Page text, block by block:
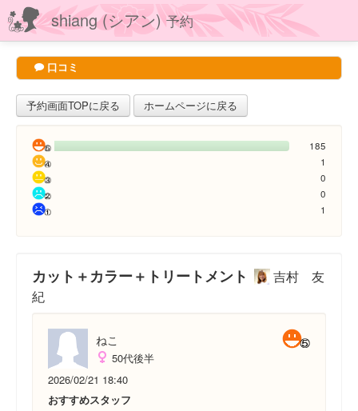
shiang (シアン)予約
口コミ
予約画面TOPに戻る ホームページに戻る
185
1
0
0
1
カット＋カラー＋トリートメント
吉村 友
紀
ねこ
50代後半
2026/02/21 18:40
おすすめスタッフ